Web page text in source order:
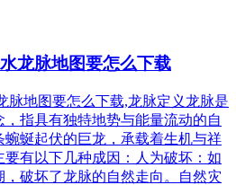
龙脉地图要怎么下载
脉地图要怎么下载,龙脉定义龙脉是
，指具有独特地势与能量流动的自
蜿蜒起伏的巨龙，承载着生机与祥
有以下几种成因：人为破坏：如
破坏了龙脉的自然走向。自然灾